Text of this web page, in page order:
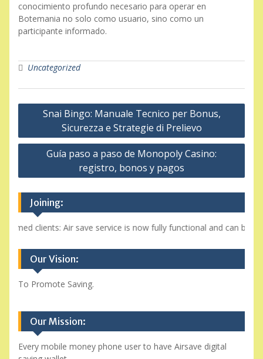
conocimiento profundo necesario para operar en
Botemania no solo como usuario, sino como un
participante informado.
Uncategorized
Post
navigation
Snai Bingo: Manuale Tecnico per Bonus,
Sicurezza e Strategie di Prelievo
Guía paso a paso de Monopoly Casino:
registro, bonos y pagos
Joining:
clients: Air save service is now fully functional and can be
Our Vision:
To Promote Saving.
Our Mission:
Every mobile money phone user to have Airsave digital